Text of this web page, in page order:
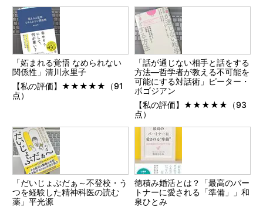
「妬まれる覚悟 なめられない
関係性」清川永里子
【私の評価】★★★★★（91
点）
「話が通じない相手と話をする
方法―哲学者が教える不可能を
可能にする対話術」ピーター・
ボゴジアン
【私の評価】★★★★★（93
点）
「だいじょぶだぁ～不登校・う
つを経験した精神科医の読む
薬」平光源
徳積み婚活とは？「最高のパー
トナーに愛される「準備」」和
泉ひとみ